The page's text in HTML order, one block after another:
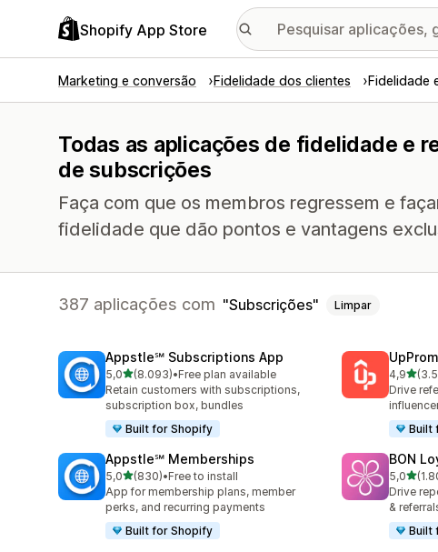
Shopify App Store
Marketing e conversão Fidelidade dos clientes Fidelidade
Todas as aplicações de fidelidade e
de subscrições
Faça com que os membros regressem e
fidelidade que dão pontos e vantagens
387 aplicações com Subscrições Limpar
Appstle℠ Subscriptions App
5,0de 5 estrelas
(8.093)
8093 total de avaliações
•Free plan available
Retain customers with subscriptions,
subscription box, bundles
Built for Shopify
4,9de 5
3585
Drive
Built
Appstle℠ Memberships
5,0de 5 estrelas
(830)
830 total de avaliações
•Free to install
App for membership plans, member
perks, and recurring payments
Built for Shopify
BON
5,0de 5
1808
Drive
&
Built